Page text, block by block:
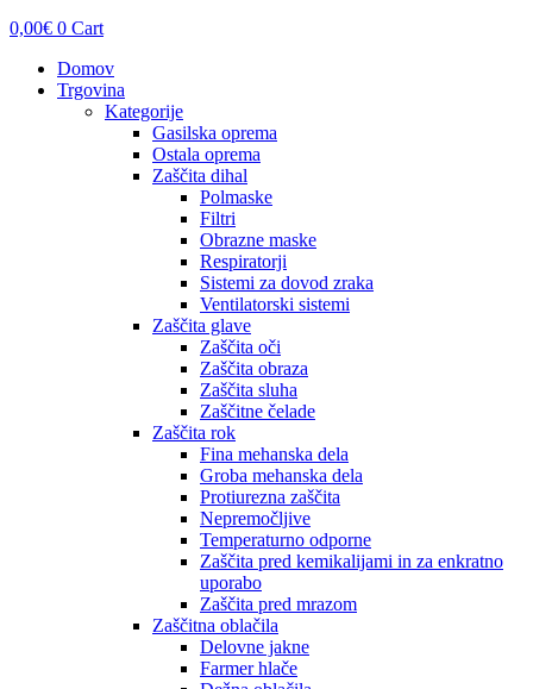
0,00€ 0 Cart
Domov
Trgovina
Kategorije
Gasilska oprema
Ostala oprema
Zaščita dihal
Polmaske
Filtri
Obrazne maske
Respiratorji
Sistemi za dovod zraka
Ventilatorski sistemi
Zaščita glave
Zaščita oči
Zaščita obraza
Zaščita sluha
Zaščitne čelade
Zaščita rok
Fina mehanska dela
Groba mehanska dela
Protiurezna zaščita
Nepremočljive
Temperaturno odporne
Zaščita pred kemikalijami in za enkratno
uporabo
Zaščita pred mrazom
Zaščitna oblačila
Delovne jakne
Farmer hlače